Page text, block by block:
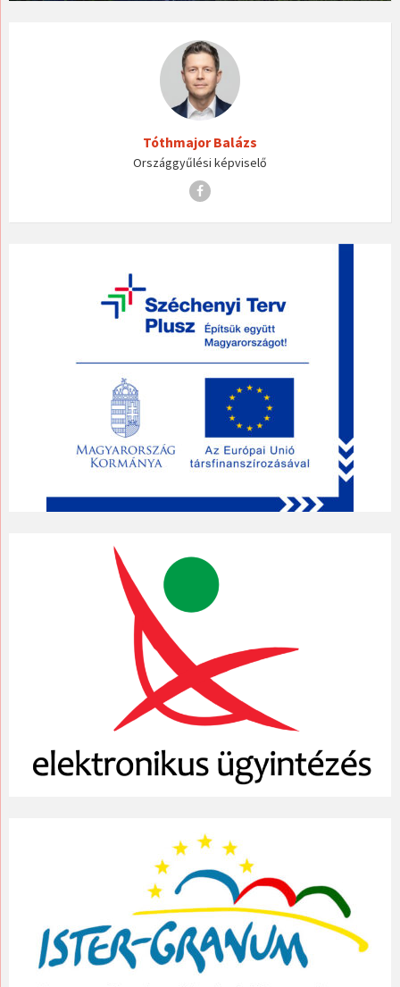
Tóthmajor Balázs
Országgyűlési képviselő
Facebook